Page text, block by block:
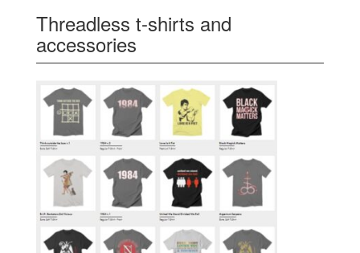
Threadless t-shirts and
accessories